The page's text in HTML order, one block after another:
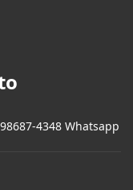
4348 Whatsapp